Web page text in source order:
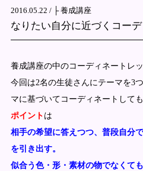
2016.05.22 / ├ 養成講座
なりたい自分に近づくコーデ
養成講座の中のコーディネートレ
今回は2名の生徒さんにテーマを3
マに基づいてコーディネートしても
ポイント は
相手の希望に答えつつ、普段自分
を引き出す。
似合う色・形・素材の物でなくて